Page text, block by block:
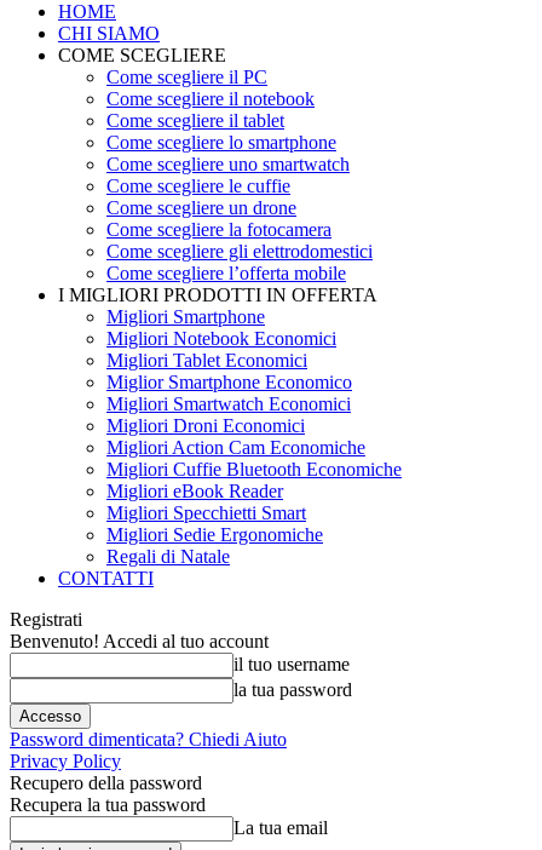
HOME
CHI SIAMO
COME SCEGLIERE
Come scegliere il PC
Come scegliere il notebook
Come scegliere il tablet
Come scegliere lo smartphone
Come scegliere uno smartwatch
Come scegliere le cuffie
Come scegliere un drone
Come scegliere la fotocamera
Come scegliere gli elettrodomestici
Come scegliere l’offerta mobile
I MIGLIORI PRODOTTI IN OFFERTA
Migliori Smartphone
Migliori Notebook Economici
Migliori Tablet Economici
Miglior Smartphone Economico
Migliori Smartwatch Economici
Migliori Droni Economici
Migliori Action Cam Economiche
Migliori Cuffie Bluetooth Economiche
Migliori eBook Reader
Migliori Specchietti Smart
Migliori Sedie Ergonomiche
Regali di Natale
CONTATTI
Registrati
Benvenuto! Accedi al tuo account
il tuo username
la tua password
Password dimenticata? Chiedi Aiuto
Privacy Policy
Recupero della password
Recupera la tua password
La tua email